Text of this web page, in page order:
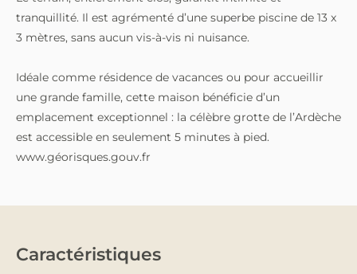
tranquillité. Il est agrémenté d’une superbe piscine de 13 x
3 mètres, sans aucun vis-à-vis ni nuisance.
Idéale comme résidence de vacances ou pour accueillir
une grande famille, cette maison bénéficie d’un
emplacement exceptionnel : la célèbre grotte de l’Ardèche
est accessible en seulement 5 minutes à pied.
www.géorisques.gouv.fr
Caractéristiques